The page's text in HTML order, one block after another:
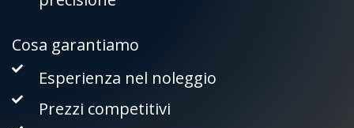
Cosa garantiamo
Esperienza nel noleggio
Prezzi competitivi